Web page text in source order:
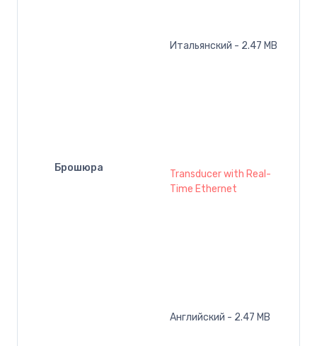
Брошюра
Итальянский - 2.47 MB
Transducer with Real-
Time Ethernet
Английский - 2.47 MB